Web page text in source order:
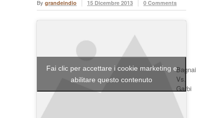
By grandeindio 15 Dicembre 2013 0 Comments
Bagnai
Vs.
Garbi
Fai clic per accettare i cookie marketing e
abilitare questo contenuto